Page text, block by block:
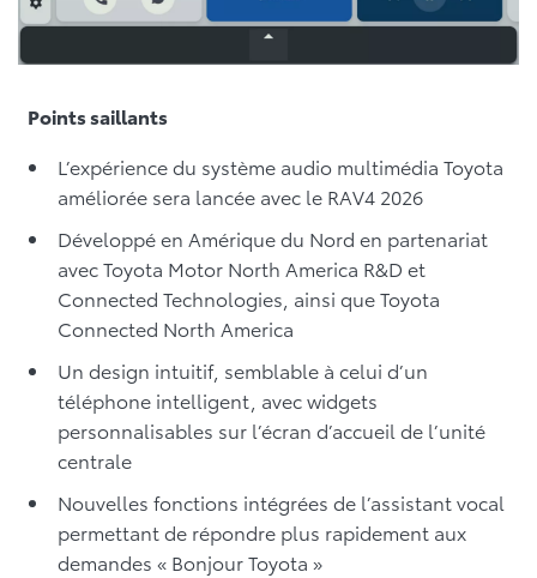
Points saillants
L’expérience du système audio multimédia Toyota
améliorée sera lancée avec le RAV4 2026
Développé en Amérique du Nord en partenariat
avec Toyota Motor North America R&D et
Connected Technologies, ainsi que Toyota
Connected North America
Un design intuitif, semblable à celui d’un
téléphone intelligent, avec widgets
personnalisables sur l’écran d’accueil de l’unité
centrale
Nouvelles fonctions intégrées de l’assistant vocal
permettant de répondre plus rapidement aux
demandes « Bonjour Toyota »